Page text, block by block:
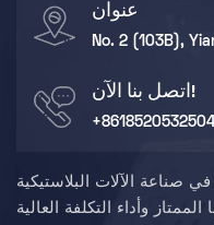
عنوان
No. 2 (103B),
اتصل بنا الآن!
صناعة الآلات البلاستيكية